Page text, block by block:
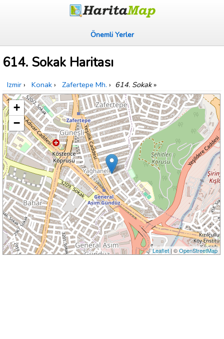
Önemli Yerler
614. Sokak Haritası
Izmir › Konak › Zafertepe Mh. › 614. Sokak»
+
−
Leaflet| ©OpenStreetMap